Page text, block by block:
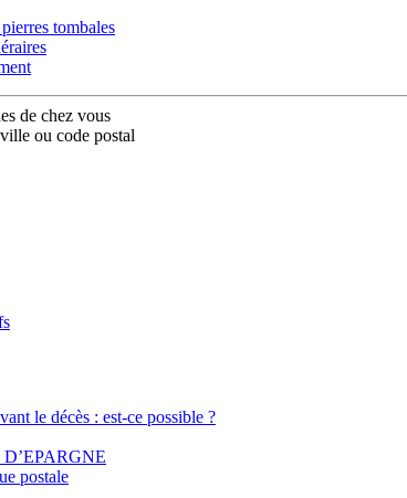
tombales
de chez vous
ou code postal
le décès : est-ce possible ?
D’EPARGNE
postale